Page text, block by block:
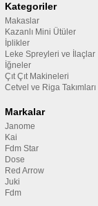
Kategoriler
Makaslar
Kazanlı Mini Ütüler
İplikler
Leke Spreyleri ve İlaçlar
İğneler
Çıt Çıt Makineleri
Cetvel ve Riga Takımları
Markalar
Janome
Kai
Fdm Star
Dose
Red Arrow
Juki
Fdm